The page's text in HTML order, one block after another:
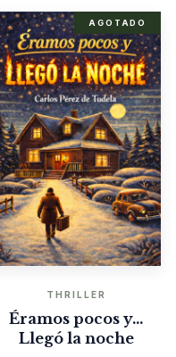
AGOTADO
THRILLER
Éramos pocos y…
Llegó la noche